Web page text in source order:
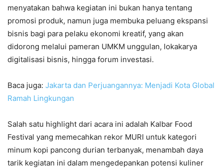
menyatakan bahwa kegiatan ini bukan hanya tentang
promosi produk, namun juga membuka peluang ekspansi
bisnis bagi para pelaku ekonomi kreatif, yang akan
didorong melalui pameran UMKM unggulan, lokakarya
digitalisasi bisnis, hingga forum investasi.
Baca juga: Jakarta dan Perjuangannya: Menjadi Kota Global
Ramah Lingkungan
Salah satu highlight dari acara ini adalah Kalbar Food
Festival yang memecahkan rekor MURI untuk kategori
minum kopi pancong durian terbanyak, menambah daya
tarik kegiatan ini dalam mengedepankan potensi kuliner